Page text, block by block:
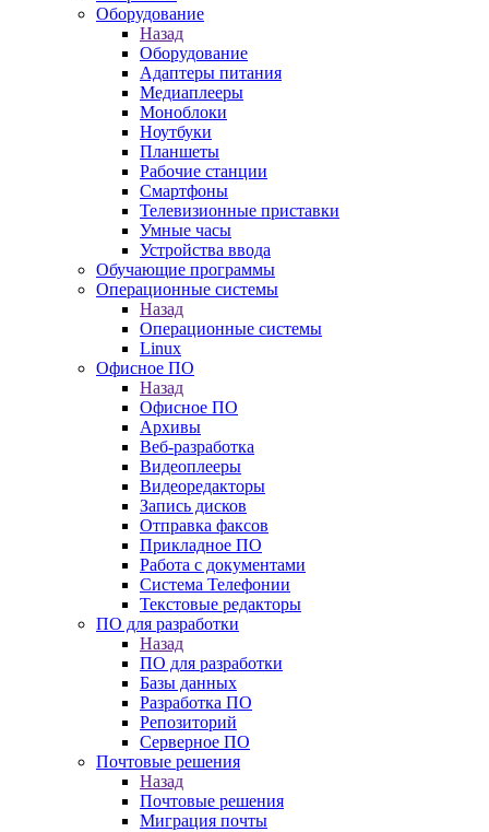
Оборудование
Назад
Оборудование
Адаптеры питания
Медиаплееры
Моноблоки
Ноутбуки
Планшеты
Рабочие станции
Смартфоны
Телевизионные приставки
Умные часы
Устройства ввода
Обучающие программы
Операционные системы
Назад
Операционные системы
Linux
Офисное ПО
Назад
Офисное ПО
Архивы
Веб-разработка
Видеоплееры
Видеоредакторы
Запись дисков
Отправка факсов
Прикладное ПО
Работа с документами
Система Телефонии
Текстовые редакторы
ПО для разработки
Назад
ПО для разработки
Базы данных
Разработка ПО
Репозиторий
Серверное ПО
Почтовые решения
Назад
Почтовые решения
Миграция почты